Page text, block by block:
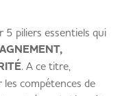
5 piliers essentiels qui
. A ce titre,
compétences de